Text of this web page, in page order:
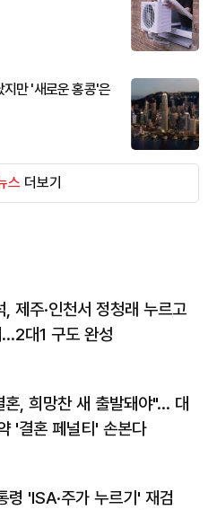
만 '새로운 홍콩'은
스 더보기
, 제주·인천서 정청래 누르고
대1 구도 완성
, 희망찬 새 출발돼야"… 대
'결혼 페널티' 손본다
령 'ISA·주가 누르기' 재검